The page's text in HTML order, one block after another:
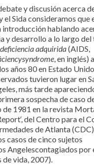
y discusión acerca
el Sida consideramos que
introducción hablando
y desarrollo a lo largo del
adquirida(AIDS,
, en inglés)
años 80 en Estado
tuvieron lugar en
más tarde
sospecha de caso
de 1981 en la revista
del Centro para el
de Atlanta
casos de cinco sujetos
Angelescontagiados por
vida, 2007).